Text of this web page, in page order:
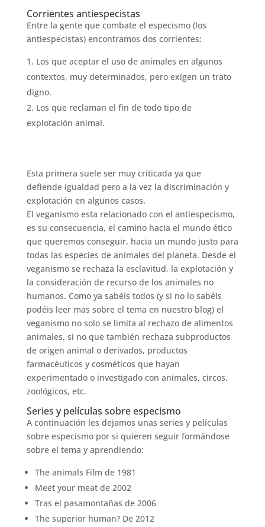
Corrientes antiespecistas
Entre la gente que combate el especismo (los
antiespecistas) encontramos dos corrientes:
Los que aceptar el uso de animales en algunos
contextos, muy determinados, pero exigen un trato
digno.
Los que reclaman el fin de todo tipo de
explotación animal.
Esta primera suele ser muy criticada ya que
defiende igualdad pero a la vez la discriminación y
explotación en algunos casos.
El veganismo esta relacionado con el antiespecismo,
es su consecuencia, el camino hacia el mundo ético
que queremos conseguir, hacia un mundo justo para
todas las especies de animales del planeta. Desde el
veganismo se rechaza la esclavitud, la explotación y
la consideración de recurso de los animales no
humanos. Como ya sabéis todos (y si no lo sabéis
podéis leer mas sobre el tema en nuestro blog) el
veganismo no solo se limita al rechazo de alimentos
animales, si no que también rechaza subproductos
de origen animal o derivados, productos
farmacéuticos y cosméticos que hayan
experimentado o investigado con animales, circos,
zoológicos, etc.
Series y películas sobre especismo
A continuación les dejamos unas series y películas
sobre especismo por si quieren seguir formándose
sobre el tema y aprendiendo:
The animals Film de 1981
Meet your meat de 2002
Tras el pasamontañas de 2006
The superior human? De 2012